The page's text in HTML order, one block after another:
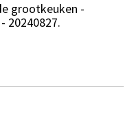
grootkeuken -
20240827.